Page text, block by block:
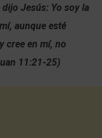
Jesús: Yo soy la
aunque esté
cree en mí, no
11:21-25)